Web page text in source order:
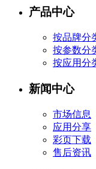
产品中心
按品牌分
按参数分
按应用分
新闻中心
市场信息
应用分享
彩页下载
售后资讯